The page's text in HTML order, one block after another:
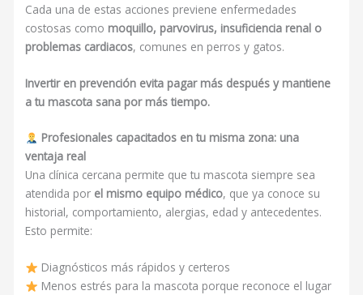
Cada una de estas acciones previene enfermedades
costosas como moquillo, parvovirus, insuficiencia renal o
problemas cardiacos, comunes en perros y gatos.
Invertir en prevención evita pagar más después y mantiene
a tu mascota sana por más tiempo.
Profesionales capacitados en tu misma zona: una
ventaja real
Una clínica cercana permite que tu mascota siempre sea
atendida por el mismo equipo médico, que ya conoce su
historial, comportamiento, alergias, edad y antecedentes.
Esto permite:
Diagnósticos más rápidos y certeros
Menos estrés para la mascota porque reconoce el lugar